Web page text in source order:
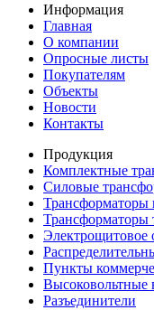
Информация
Главная
О компании
Опросные листы
Покупателям
Объекты
Новости
Контакты
Продукция
Комплектные
Силовые
Трансформаторы
Трансформаторы
Электрощитовое
Пункты
Высоковольтные
Разъединители